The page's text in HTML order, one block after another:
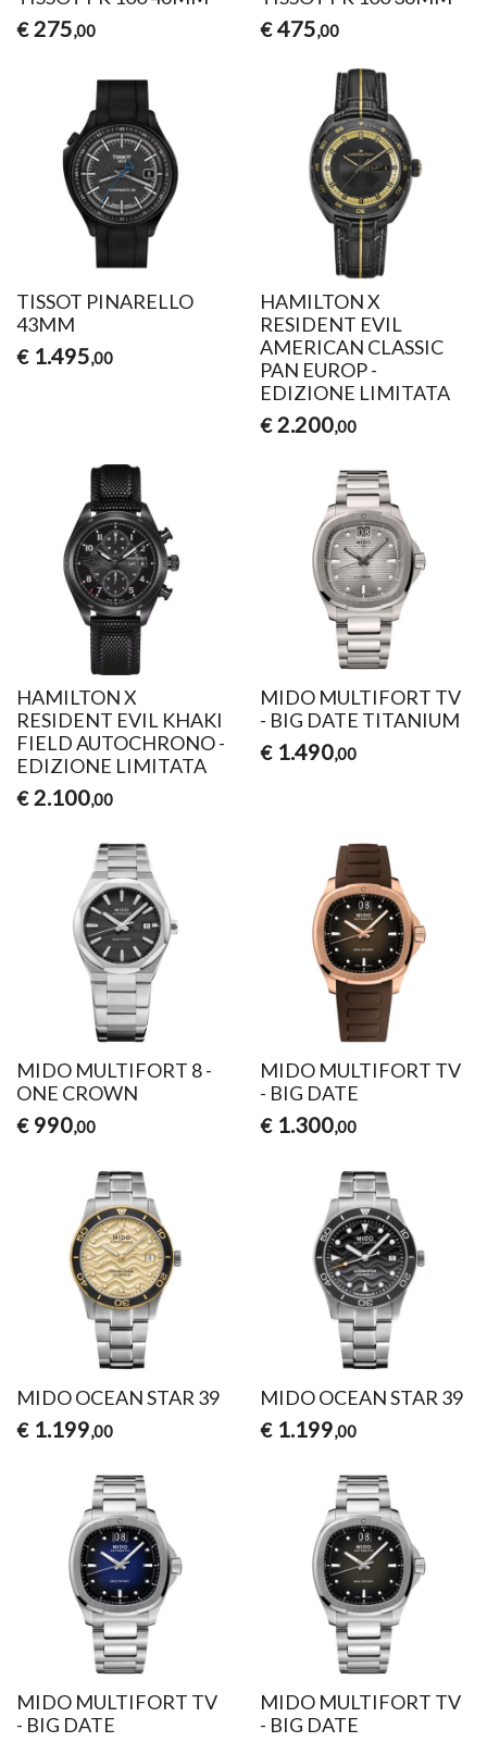
€ 275,00
€ 475,00
TISSOT PINARELLO
43MM
€ 1.495,00
HAMILTON X
RESIDENT EVIL
AMERICAN CLASSIC
PAN EUROP -
EDIZIONE LIMITATA
€ 2.200,00
HAMILTON X
RESIDENT EVIL KHAKI
FIELD AUTOCHRONO -
EDIZIONE LIMITATA
€ 2.100,00
MIDO MULTIFORT TV
- BIG DATE TITANIUM
€ 1.490,00
MIDO MULTIFORT 8 -
ONE CROWN
€ 990,00
MIDO MULTIFORT TV
- BIG DATE
€ 1.300,00
MIDO OCEAN STAR 39
€ 1.199,00
MIDO OCEAN STAR 39
€ 1.199,00
MIDO MULTIFORT TV
- BIG DATE
MIDO MULTIFORT TV
- BIG DATE